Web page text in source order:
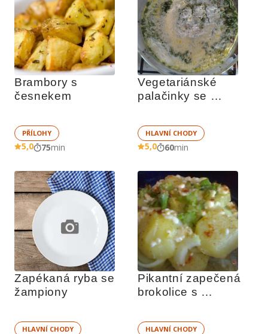
Brambory s
česnekem
PŘÍLOHY
5,0 75min
Vegetariánské
palačinky se
HLAVNÍ CHODY
5,0 60min
Zapékaná ryba se
žampiony
HLAVNÍ CHODY
Pikantní zapečená
brokolice s
HLAVNÍ CHODY